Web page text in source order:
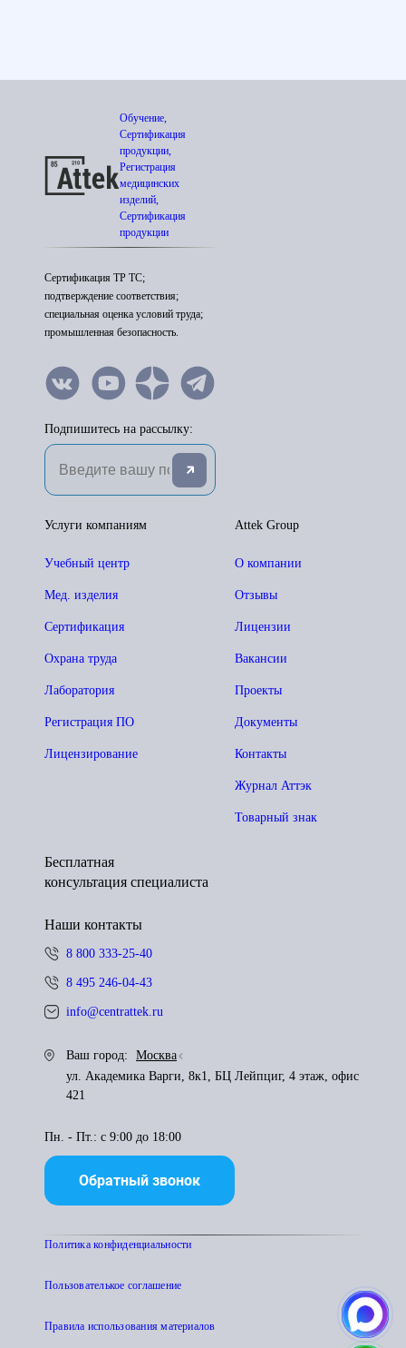
Обучение,
Сертификация
продукции,
Регистрация
медицинских
изделий,
Сертификация
продукции
Сертификация ТР ТС;
подтверждение соответствия;
специальная оценка условий труда;
промышленная безопасность.
Подпишитесь на рассылку:
Attek Group
О компании
Отзывы
Лицензии
Вакансии
Проекты
Документы
Контакты
Журнал Аттэк
Товарный знак
Услуги компаниям
Учебный центр
Мед. изделия
Сертификация
Охрана труда
Лаборатория
Регистрация ПО
Лицензирование
Бесплатная
консультация специалиста
Наши контакты
8 800 333-25-40
8 495 246-04-43
info@centrattek.ru
Ваш город:
Москва
ул. Академика Варги, 8к1, БЦ Лейпциг, 4 этаж, офис
421
Пн. - Пт.: с 9:00 до 18:00
Обратный звонок
Политика конфиденциальности
Пользователькое соглашение
Правила использования материалов